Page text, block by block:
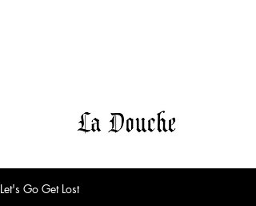
Let's Go Get Lost